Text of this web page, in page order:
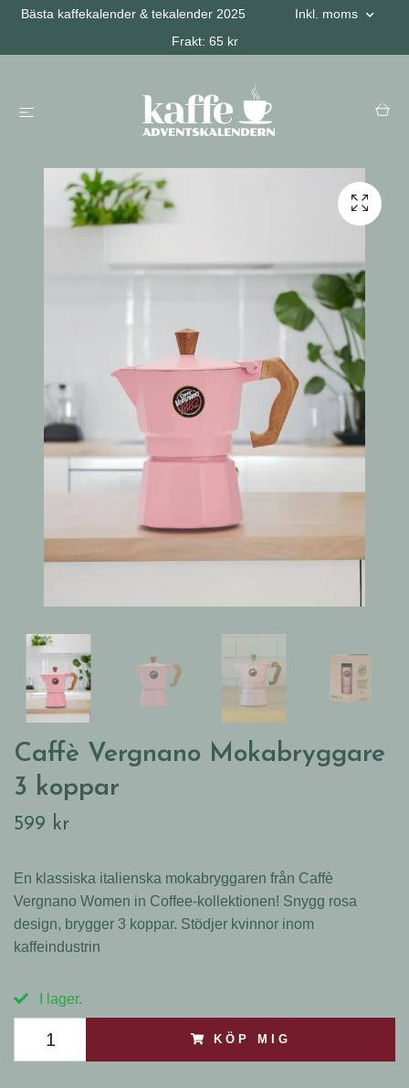
Bästa kaffekalender & tekalender 2025
Inkl. moms
Frakt: 65 kr
Caffè Vergnano Mokabryggare
3 koppar
599 kr
En klassiska italienska mokabryggaren från Caffè
Vergnano Women in Coffee-kollektionen! Snygg rosa
design, brygger 3 koppar. Stödjer kvinnor inom
kaffeindustrin
I lager.
KÖP MIG